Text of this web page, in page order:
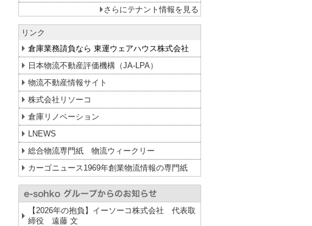
さらにテナント情報を見る
リンク
倉庫業務請負なら 東運ウェアハウス株式会社
日本物流不動産評価機構（JA-LPA）
物流不動産情報サイト
株式会社リソーコ
倉庫リノベーション
LNEWS
総合物流専門紙 物流ウィークリー
カーゴニュース1969年創業物流情報の専門紙
【2026年の抱負】イーソーコ株式会社 代表取
締役 遠藤 文